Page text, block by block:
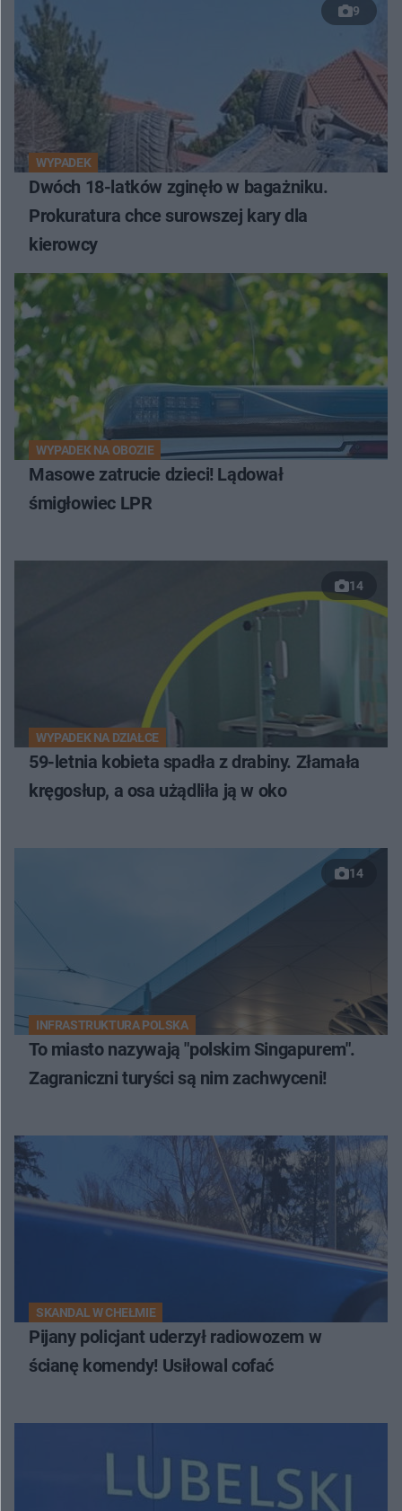
9
WYPADEK
Dwóch 18-latków zginęło w bagażniku.
Prokuratura chce surowszej kary dla
kierowcy
WYPADEK NA OBOZIE
Masowe zatrucie dzieci! Lądował
śmigłowiec LPR
14
WYPADEK NA DZIAŁCE
59-letnia kobieta spadła z drabiny. Złamała
kręgosłup, a osa użądliła ją w oko
14
INFRASTRUKTURA POLSKA
To miasto nazywają "polskim Singapurem".
Zagraniczni turyści są nim zachwyceni!
SKANDAL W CHEŁMIE
Pijany policjant uderzył radiowozem w
ścianę komendy! Usiłowal cofać